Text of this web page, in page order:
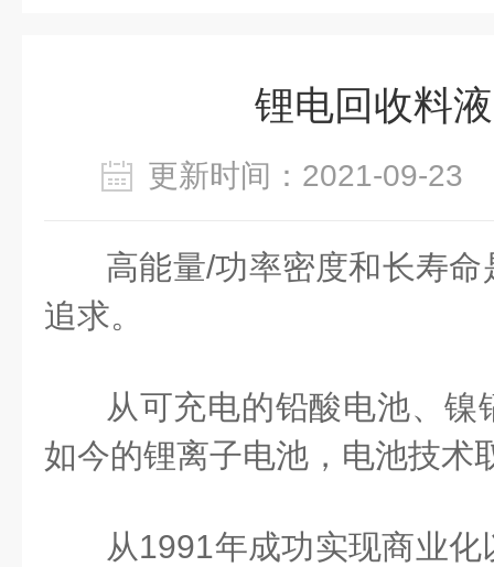
锂电回收料
更新时间：2021-09-
高能量/功率密度和长寿
追求。
从可充电的铅酸电池、镍
如今的锂离子电池，电池技术
从1991年成功实现商业